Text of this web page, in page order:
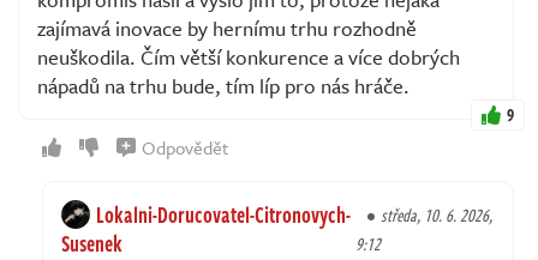
zajímavá inovace by hernímu trhu rozhodně
neuškodila. Čím větší konkurence a více dobrých
nápadů na trhu bude, tím líp pro nás hráče.
9
Odpovědět
Lokalni-Dorucovatel-Citronovych-
Susenek
středa, 10. 6. 2026,
9:12